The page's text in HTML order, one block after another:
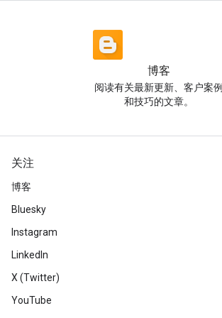
博客
阅读有关最新更新、客户案例
和技巧的文章。
关注
博客
Bluesky
Instagram
LinkedIn
X (Twitter)
YouTube